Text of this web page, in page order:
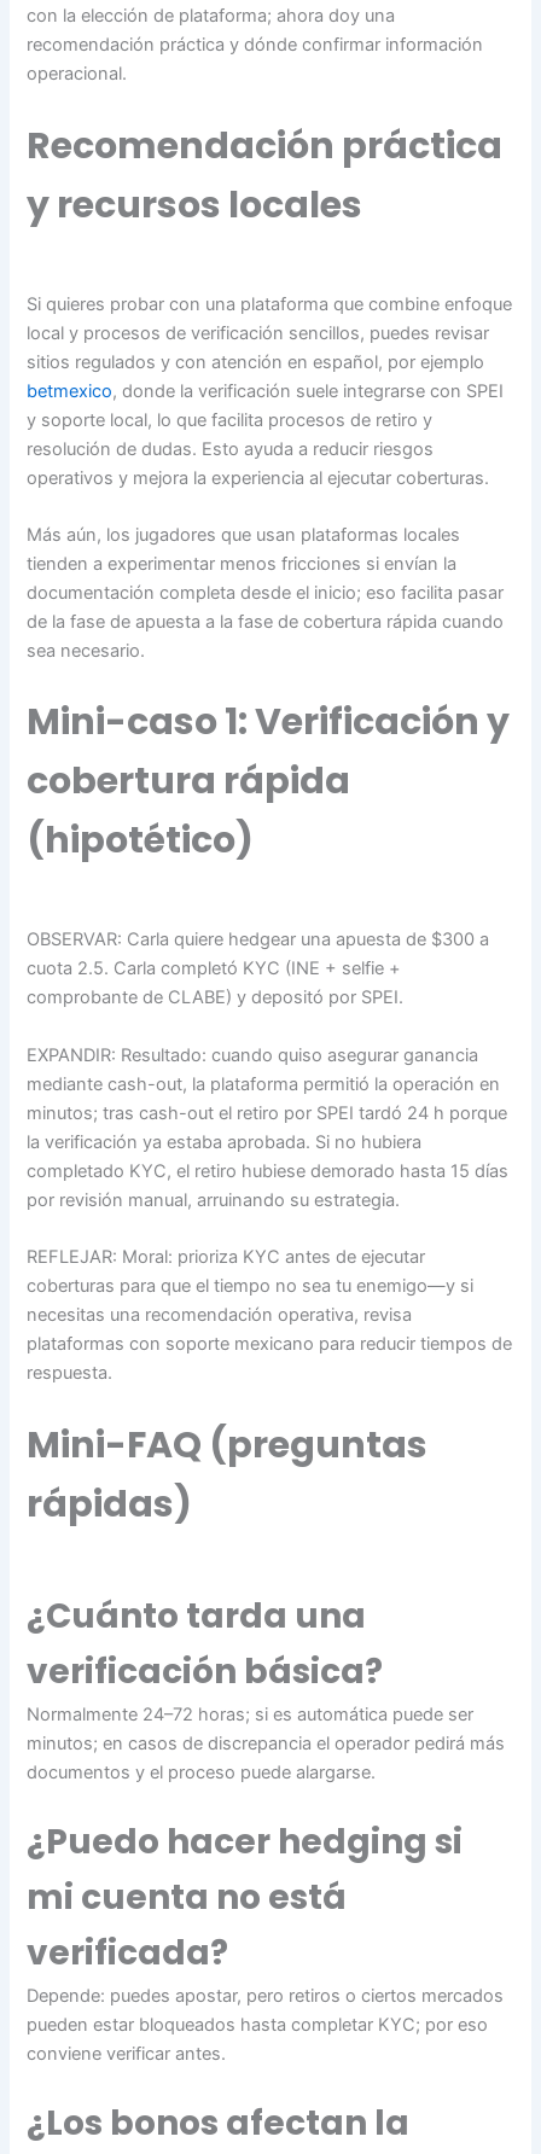
con la elección de plataforma; ahora doy una
recomendación práctica y dónde confirmar información
operacional.
Recomendación práctica
y recursos locales
Si quieres probar con una plataforma que combine enfoque
local y procesos de verificación sencillos, puedes revisar
sitios regulados y con atención en español, por ejemplo
betmexico, donde la verificación suele integrarse con SPEI
y soporte local, lo que facilita procesos de retiro y
resolución de dudas. Esto ayuda a reducir riesgos
operativos y mejora la experiencia al ejecutar coberturas.
Más aún, los jugadores que usan plataformas locales
tienden a experimentar menos fricciones si envían la
documentación completa desde el inicio; eso facilita pasar
de la fase de apuesta a la fase de cobertura rápida cuando
sea necesario.
Mini-caso 1: Verificación y
cobertura rápida
(hipotético)
OBSERVAR: Carla quiere hedgear una apuesta de $300 a
cuota 2.5. Carla completó KYC (INE + selfie +
comprobante de CLABE) y depositó por SPEI.
EXPANDIR: Resultado: cuando quiso asegurar ganancia
mediante cash-out, la plataforma permitió la operación en
minutos; tras cash-out el retiro por SPEI tardó 24 h porque
la verificación ya estaba aprobada. Si no hubiera
completado KYC, el retiro hubiese demorado hasta 15 días
por revisión manual, arruinando su estrategia.
REFLEJAR: Moral: prioriza KYC antes de ejecutar
coberturas para que el tiempo no sea tu enemigo—y si
necesitas una recomendación operativa, revisa
plataformas con soporte mexicano para reducir tiempos de
respuesta.
Mini-FAQ (preguntas
rápidas)
¿Cuánto tarda una
verificación básica?
Normalmente 24–72 horas; si es automática puede ser
minutos; en casos de discrepancia el operador pedirá más
documentos y el proceso puede alargarse.
¿Puedo hacer hedging si
mi cuenta no está
verificada?
Depende: puedes apostar, pero retiros o ciertos mercados
pueden estar bloqueados hasta completar KYC; por eso
conviene verificar antes.
¿Los bonos afectan la